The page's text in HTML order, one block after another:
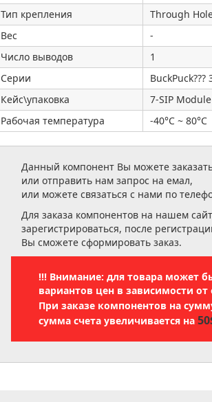
Тип крепления
Through
Вес
-
Число выводов
1
Серии
BuckPuck???
Кейс\упаковка
7-SIP
Рабочая температура
-40°C ~ 80°C
Данный компонент Вы можете
или отправить нам запрос на емал,
или можете связаться с нами по
Для заказа компонентов на нашем
зарегистрироваться, после
Вы сможете сформировать заказ.
!!! Внимание: для товара может
вариантов цен в зависимости от
При заказе компонентов на
сумма счета увеличивается на